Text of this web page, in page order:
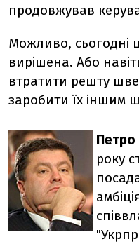
продовжував
Можливо, сьогодні
вирішена. Або
втратити решту
заробити їх іншим
року